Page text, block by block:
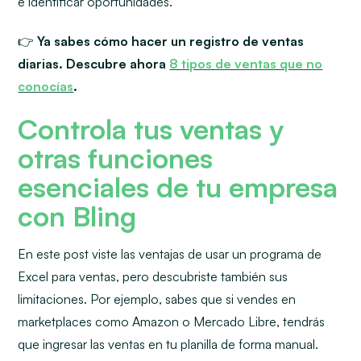
👉Ya sabes cómo hacer un registro de ventas
diarias. Descubre ahora 8 tipos de ventas que no
conocías.
Controla tus ventas y
otras funciones
esenciales de tu empresa
con Bling
En este post viste las ventajas de usar un programa de
Excel para ventas, pero descubriste también sus
limitaciones. Por ejemplo, sabes que si vendes en
marketplaces como Amazon o Mercado Libre, tendrás
que ingresar las ventas en tu planilla de forma manual.